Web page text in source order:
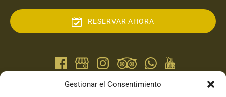
Gestionar el Consentimiento
RESERVAR AHORA